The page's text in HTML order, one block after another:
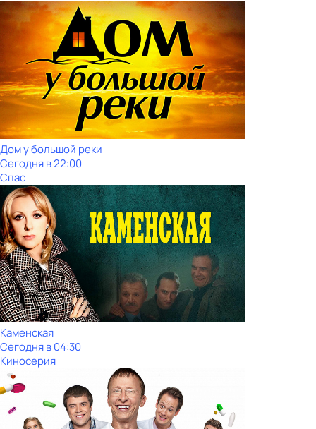
Дом у большой реки
Сегодня в 22:00
Спас
Каменская
Сегодня в 04:30
Киносерия